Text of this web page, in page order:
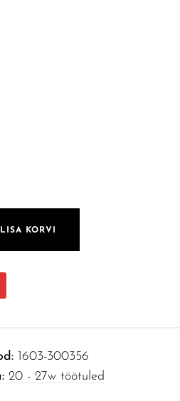
LISA KORVI
1603-300356
20 - 27w töötuled